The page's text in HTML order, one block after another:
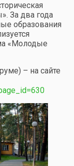
За два года
образования
«Молодые
– на сайте